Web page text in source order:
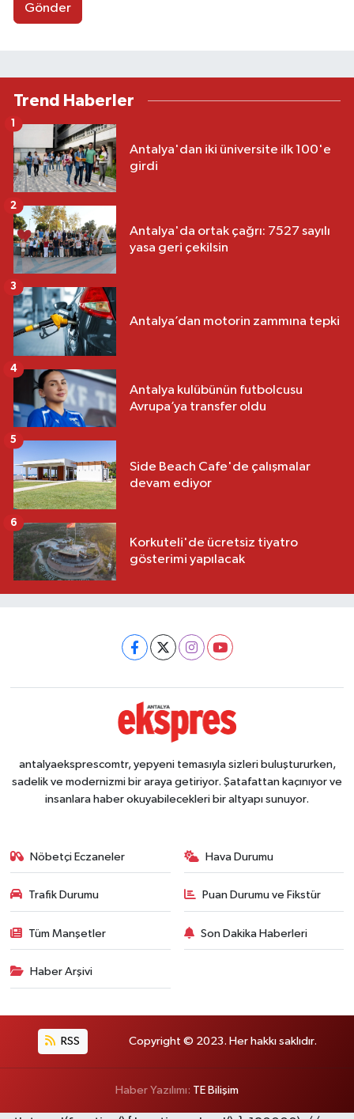
Gönder
Trend Haberler
Antalya'dan iki üniversite ilk 100'e
girdi
1
Antalya'da ortak çağrı: 7527 sayılı
yasa geri çekilsin
2
Antalya’dan motorin zammına tepki
3
Antalya kulübünün futbolcusu
Avrupa’ya transfer oldu
4
Side Beach Cafe'de çalışmalar
devam ediyor
5
Korkuteli'de ücretsiz tiyatro
gösterimi yapılacak
6
antalyaeksprescomtr, yepyeni temasıyla sizleri buluştururken,
sadelik ve modernizmi bir araya getiriyor. Şatafattan kaçınıyor ve
insanlara haber okuyabilecekleri bir altyapı sunuyor.
Nöbetçi Eczaneler Hava Durumu
Trafik Durumu Puan Durumu ve Fikstür
Tüm Manşetler Son Dakika Haberleri
Haber Arşivi
RSS Copyright © 2023. Her hakkı saklıdır.
Haber Yazılımı: TE Bilişim